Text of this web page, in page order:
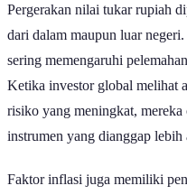
Pergerakan nilai tukar rupiah
dari dalam maupun luar
sering memengaruhi
Ketika investor global melihat
risiko yang meningkat, mereka
instrumen yang dianggap
Faktor inflasi juga memiliki